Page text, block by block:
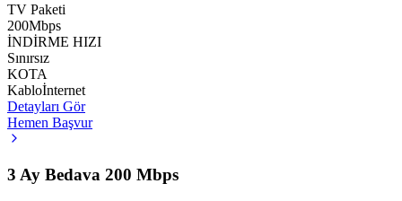
TV Paketi
200Mbps
İNDİRME HIZI
Sınırsız
KOTA
Kabloİnternet
Detayları Gör
Hemen Başvur
3 Ay Bedava 200 Mbps